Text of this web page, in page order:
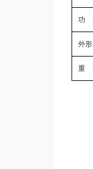
功
外
重